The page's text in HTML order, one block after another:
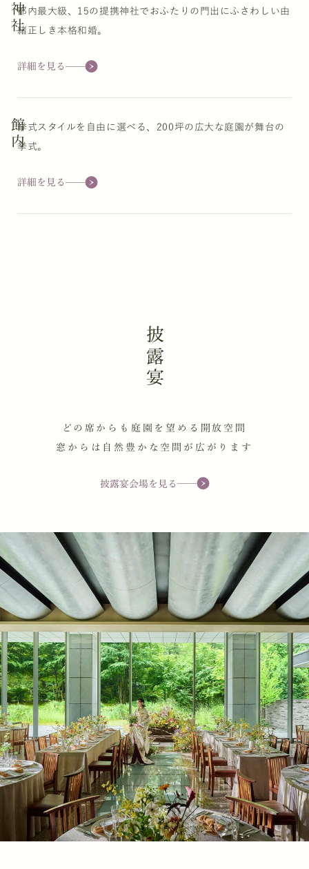
神社都内最大級、15の提携神社でおふたりの門出にふさわしい由
緒正しき本格和婚。
詳細を見る
館内挙式スタイルを自由に選べる、200坪の広大な庭園が舞台の
挙式。
詳細を見る
披露宴
どの席からも庭園を望める開放空間
窓からは自然豊かな空間が広がります
披露宴会場を見る